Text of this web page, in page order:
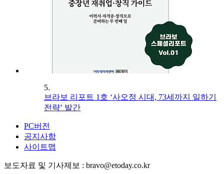
5.
브라보 리포트 1호 ‘사오정 시대, 73세까지 일하기
전략’ 발간
PC버전
공지사항
사이트맵
보도자료 및 기사제보 : bravo@etoday.co.kr